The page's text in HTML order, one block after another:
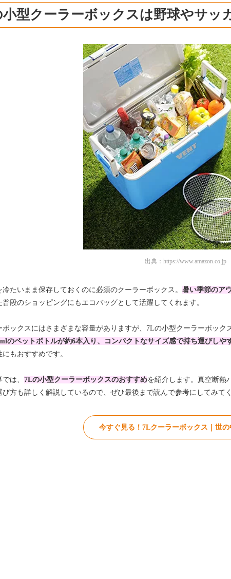
型クーラーボックスは野球やサッ
出典： https://www.amazon.co.jp
冷たいまま保存しておくのに必須のクーラーボックス。 暑い季節のア
普段のショッピングにもエコバッグとして活躍してくれます。
ボックスにはさまざまな容量がありますが、7Lの小型クーラーボッ
のペットボトルが約6本入り、コンパクトなサイズ感で持ち運びしや
もおすすめです。
は、 7Lの小型クーラーボックスのおすすめを紹介します。真空断熱
び方も詳しく解説しているので、ぜひ最後まで読んで参考にしてみてく
今すぐ見る！7Lクーラーボックス｜世